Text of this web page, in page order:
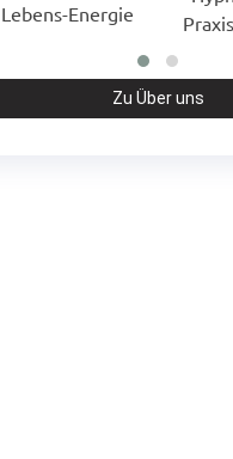
Energie
Zu Über uns